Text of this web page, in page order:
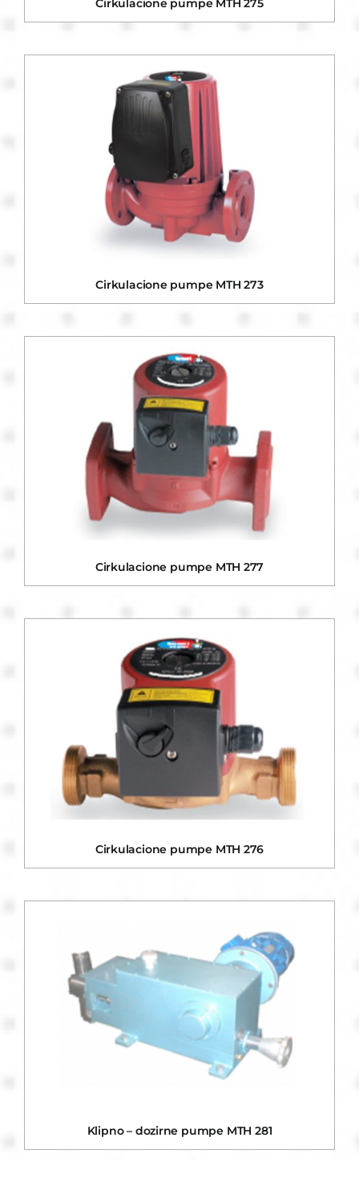
Cirkulacione pumpe MTH 275
Cirkulacione pumpe MTH 273
Cirkulacione pumpe MTH 277
Cirkulacione pumpe MTH 276
Klipno – dozirne pumpe MTH 281